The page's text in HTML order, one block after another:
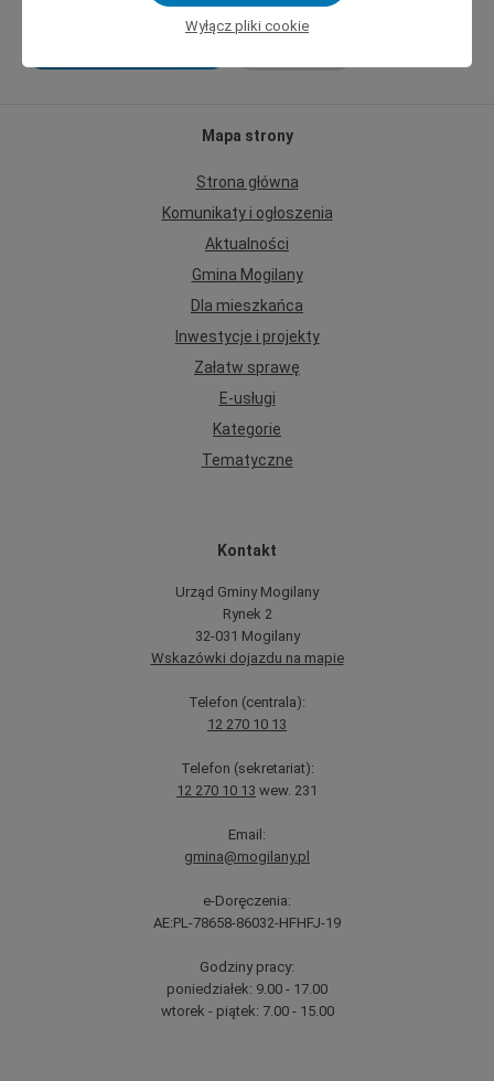
Mapa strony
Strona główna
Komunikaty i ogłoszenia
Aktualności
Gmina Mogilany
Dla mieszkańca
Inwestycje i projekty
Załatw sprawę
E-usługi
Kategorie
Tematyczne
Kontakt
Urząd Gminy Mogilany
Rynek 2
32-031 Mogilany
Wskazówki dojazdu na mapie
Telefon (centrala):
12 270 10 13
Telefon (sekretariat):
12 270 10 13 wew. 231
Email:
gmina@mogilany.pl
e-Doręczenia:
AE:PL-78658-86032-HFHFJ-19
Godziny pracy:
poniedziałek: 9.00 - 17.00
wtorek - piątek: 7.00 - 15.00
Wyłącz pliki cookie